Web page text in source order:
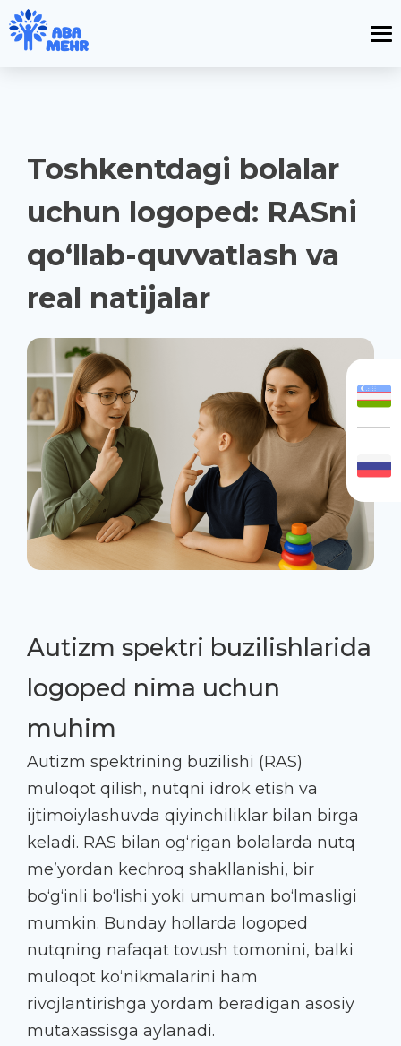
Toshkentdagi bolalar
uchun logoped: RASni
qo‘llab-quvvatlash va
real natijalar
Autizm spektri buzilishlarida
logoped nima uchun
muhim
Autizm spektrining buzilishi (RAS)
muloqot qilish, nutqni idrok etish va
ijtimoiylashuvda qiyinchiliklar bilan birga
keladi. RAS bilan og‘rigan bolalarda nutq
me’yordan kechroq shakllanishi, bir
bo‘g‘inli bo‘lishi yoki umuman bo‘lmasligi
mumkin. Bunday hollarda logoped
nutqning nafaqat tovush tomonini, balki
muloqot ko‘nikmalarini ham
rivojlantirishga yordam beradigan asosiy
mutaxassisga aylanadi.